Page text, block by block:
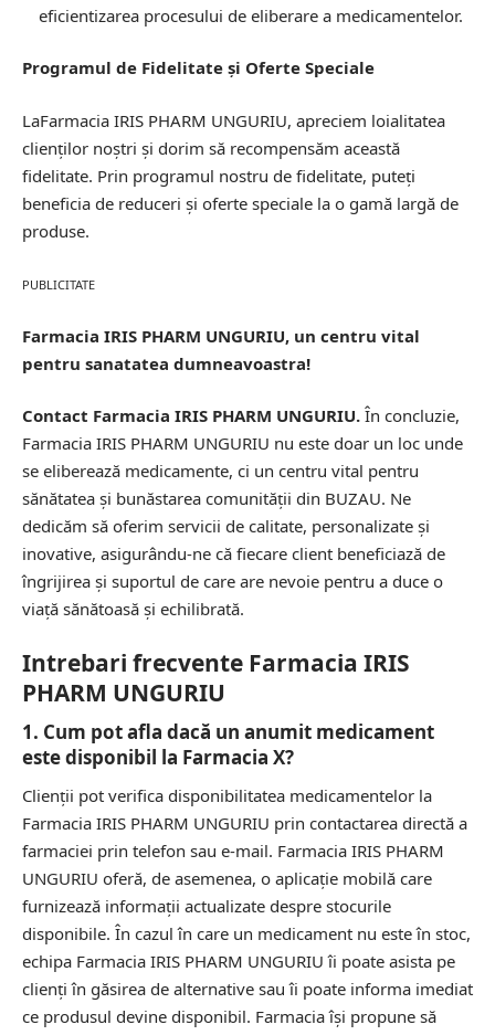
eficientizarea procesului de eliberare a medicamentelor.
Programul de Fidelitate și Oferte Speciale
LaFarmacia IRIS PHARM UNGURIU, apreciem loialitatea
clienților noștri și dorim să recompensăm această
fidelitate. Prin programul nostru de fidelitate, puteți
beneficia de reduceri și oferte speciale la o gamă largă de
produse.
PUBLICITATE
Farmacia IRIS PHARM UNGURIU, un centru vital
pentru sanatatea dumneavoastra!
Contact Farmacia IRIS PHARM UNGURIU. În concluzie,
Farmacia IRIS PHARM UNGURIU nu este doar un loc unde
se eliberează medicamente, ci un centru vital pentru
sănătatea și bunăstarea comunității din BUZAU. Ne
dedicăm să oferim servicii de calitate, personalizate și
inovative, asigurându-ne că fiecare client beneficiază de
îngrijirea și suportul de care are nevoie pentru a duce o
viață sănătoasă și echilibrată.
Intrebari frecvente Farmacia IRIS
PHARM UNGURIU
1. Cum pot afla dacă un anumit medicament
este disponibil la Farmacia X?
Clienții pot verifica disponibilitatea medicamentelor la
Farmacia IRIS PHARM UNGURIU prin contactarea directă a
farmaciei prin telefon sau e-mail. Farmacia IRIS PHARM
UNGURIU oferă, de asemenea, o aplicație mobilă care
furnizează informații actualizate despre stocurile
disponibile. În cazul în care un medicament nu este în stoc,
echipa Farmacia IRIS PHARM UNGURIU îi poate asista pe
clienți în găsirea de alternative sau îi poate informa imediat
ce produsul devine disponibil. Farmacia își propune să